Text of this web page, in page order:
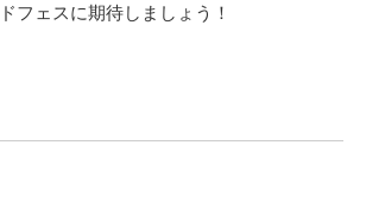
フェスに期待しましょう！